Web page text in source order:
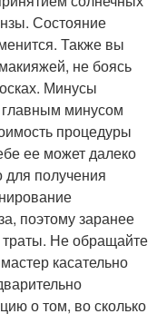
Состояние
Также вы
не боясь
Минусы
минусом
процедуры
ее может далеко
получения
поэтому заранее
Не обращайте
касательно
о том, во сколько